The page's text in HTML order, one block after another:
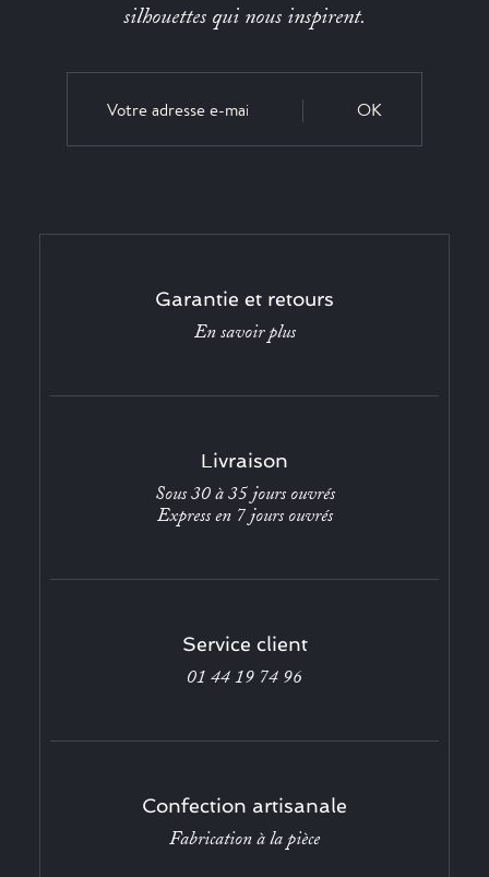
silhouettes qui nous inspirent.
OK
Garantie et retours
En savoir plus
Livraison
Sous 30 à 35 jours ouvrés
Express en 7 jours ouvrés
Service client
01 44 19 74 96
Confection artisanale
Fabrication à la pièce